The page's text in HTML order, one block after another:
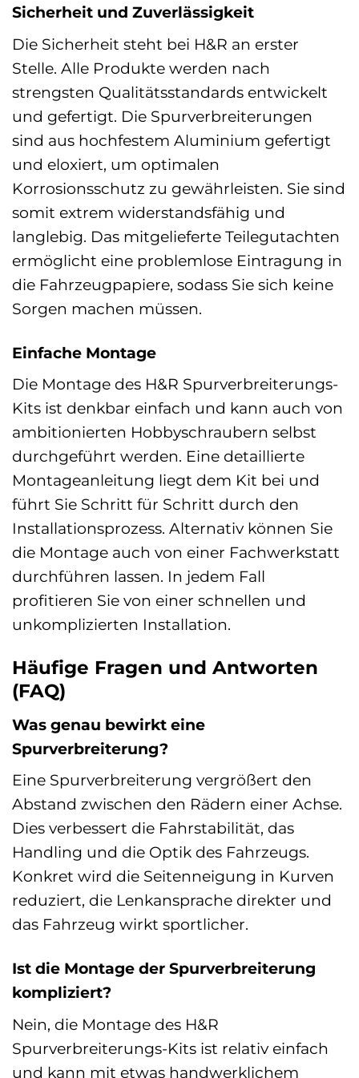
Sicherheit und Zuverlässigkeit
Die Sicherheit steht bei H&R an erster
Stelle. Alle Produkte werden nach
strengsten Qualitätsstandards entwickelt
und gefertigt. Die Spurverbreiterungen
sind aus hochfestem Aluminium gefertigt
und eloxiert, um optimalen
Korrosionsschutz zu gewährleisten. Sie sind
somit extrem widerstandsfähig und
langlebig. Das mitgelieferte Teilegutachten
ermöglicht eine problemlose Eintragung in
die Fahrzeugpapiere, sodass Sie sich keine
Sorgen machen müssen.
Einfache Montage
Die Montage des H&R Spurverbreiterungs-
Kits ist denkbar einfach und kann auch von
ambitionierten Hobbyschraubern selbst
durchgeführt werden. Eine detaillierte
Montageanleitung liegt dem Kit bei und
führt Sie Schritt für Schritt durch den
Installationsprozess. Alternativ können Sie
die Montage auch von einer Fachwerkstatt
durchführen lassen. In jedem Fall
profitieren Sie von einer schnellen und
unkomplizierten Installation.
Häufige Fragen und Antworten
(FAQ)
Was genau bewirkt eine
Spurverbreiterung?
Eine Spurverbreiterung vergrößert den
Abstand zwischen den Rädern einer Achse.
Dies verbessert die Fahrstabilität, das
Handling und die Optik des Fahrzeugs.
Konkret wird die Seitenneigung in Kurven
reduziert, die Lenkansprache direkter und
das Fahrzeug wirkt sportlicher.
Ist die Montage der Spurverbreiterung
kompliziert?
Nein, die Montage des H&R
Spurverbreiterungs-Kits ist relativ einfach
und kann mit etwas handwerklichem